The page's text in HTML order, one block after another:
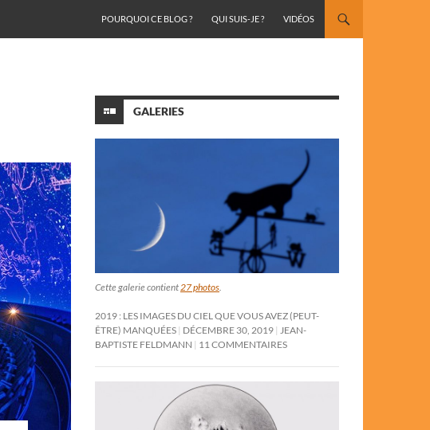
POURQUOI CE BLOG ?
QUI SUIS-JE ? VIDÉOS
GALERIES
Cette galerie contient27 photos.
2019 : LES IMAGES DU CIEL QUE VOUS AVEZ (PEUT-
ÊTRE) MANQUÉES DÉCEMBRE 30, 2019 JEAN-
BAPTISTE FELDMANN
11 COMMENTAIRES